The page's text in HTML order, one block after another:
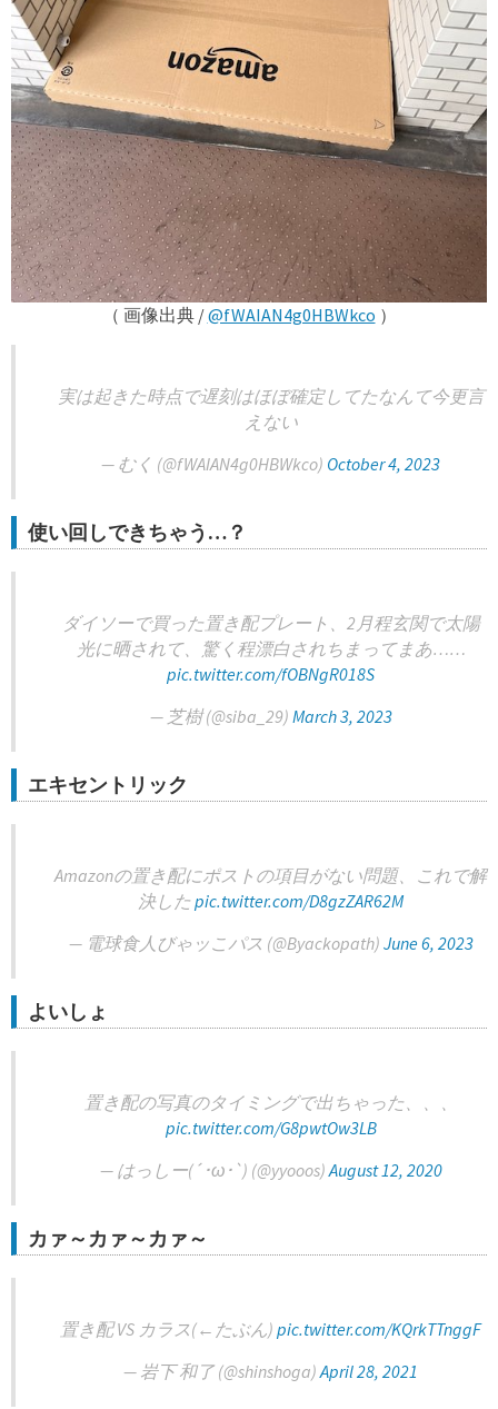
（ 画像出典 /@fWAIAN4g0HBWkco ）
実は起きた時点で遅刻はほぼ確定してたなんて今更言
えない
— むく (@fWAIAN4g0HBWkco) October 4, 2023
使い回しできちゃう…？
ダイソーで買った置き配プレート、2月程玄関で太陽
光に晒されて、驚く程漂白されちまってまあ……
pic.twitter.com/fOBNgR018S
— 芝樹 (@siba_29) March 3, 2023
エキセントリック
Amazonの置き配にポストの項目がない問題、これで解
決したpic.twitter.com/D8gzZAR62M
— 電球食人びゃッこパス (@Byackopath) June 6, 2023
よいしょ
置き配の写真のタイミングで出ちゃった、、、
pic.twitter.com/G8pwtOw3LB
— はっしー(´･ω･`) (@yyooos)August 12, 2020
カァ～カァ～カァ～
置き配 VS カラス(←たぶん) pic.twitter.com/KQrkTTnggF
— 岩下 和了 (@shinshoga)April 28, 2021